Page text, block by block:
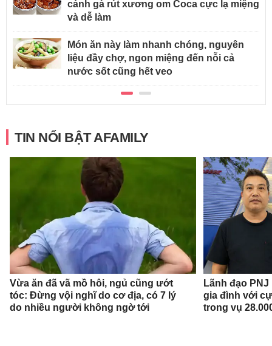
cánh gà rút xương om Coca cực lạ miệng
và dễ làm
Món ăn này làm nhanh chóng, nguyên
liệu đầy chợ, ngon miệng đến nỗi cả
nước sốt cũng hết veo
TIN NỔI BẬT AFAMILY
Vừa ăn đã vã mồ hôi, ngủ cũng ướt
tóc: Đừng vội nghĩ do cơ địa, có 7 lý
do nhiều người không ngờ tới
Lãnh đạo
gia đình với
trong vụ